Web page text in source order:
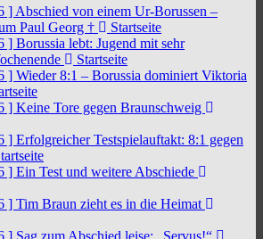
] Abschied von einem Ur-Borussen –
Paul Georg †
Startseite
] Borussia lebt: Jugend mit sehr
Startseite
] Wieder 8:1 – Borussia dominiert Viktoria
] Keine Tore gegen Braunschweig
] Erfolgreicher Testspielauftakt: 8:1 gegen
] Ein Test und weitere Abschiede
] Tim Braun zieht es in die Heimat
] Sag zum Abschied leise: „Servus!“